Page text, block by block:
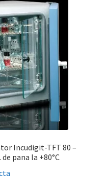
Incudigit-TFT 80 –
pana la +80°C